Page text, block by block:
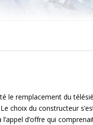
le remplacement du
choix du constructeur
d’offre qui